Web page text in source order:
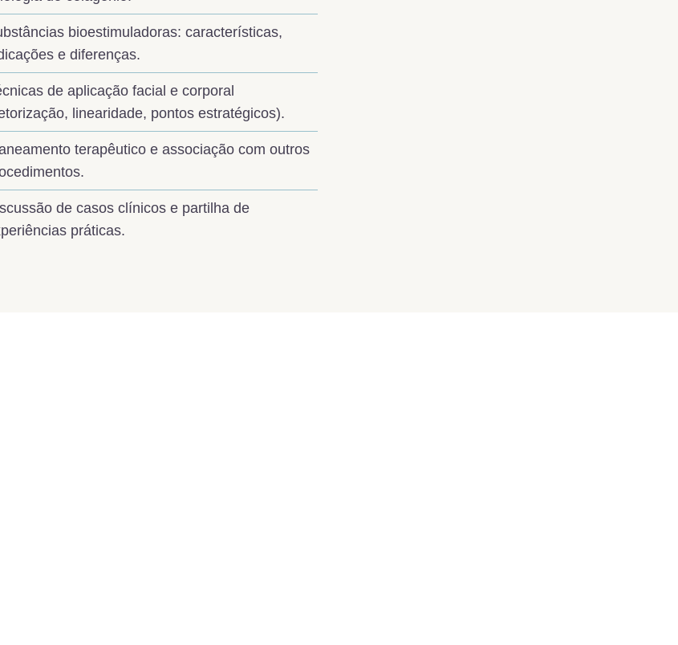
bioestimuladoras: características,
e diferenças.
de aplicação facial e corporal
linearidade, pontos estratégicos).
terapêutico e associação com outros
de casos clínicos e partilha de
práticas.